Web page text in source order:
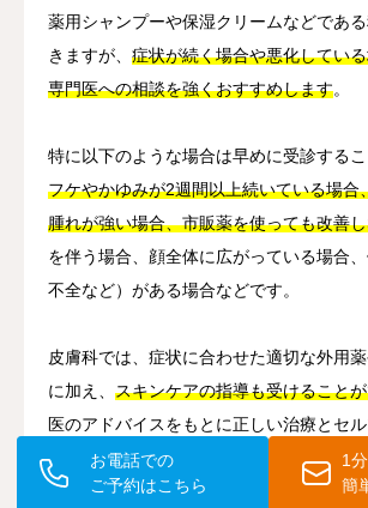
薬用シャンプーや保湿クリームなどであ
きますが、 症状が続く場合や悪化してい
専門医への相談を強くおすすめします。
特に以下のような場合は早めに受診するこ
フケやかゆみが2週間以上続いている場合
腫れが強い場合、市販薬を使っても改善
を伴う場合、顔全体に広がっている場合
不全など）がある場合などです。
皮膚科では、症状に合わせた適切な外用
に加え、 スキンケアの指導も受けること
医のアドバイスをもとに正しい治療とセ
わせることで、症状を長期的にコントロー
を改善することができます。
お電話での
ご予約はこちら
1
簡